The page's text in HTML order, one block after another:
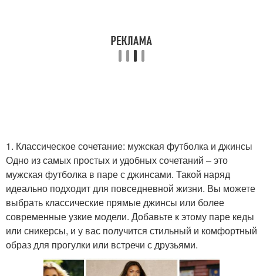
обстановке
Футболка на прогулку
Футболка в холодное
время
Футболка на пляж
комфортного и
1. Классическое сочетание: мужская футболка и джинсы
Одно из самых простых и удобных сочетаний – это
мужская футболка в паре с джинсами. Такой наряд
идеально подходит для повседневной жизни. Вы можете
выбрать классические прямые джинсы или более
современные узкие модели. Добавьте к этому паре кеды
или сникерсы, и у вас получится стильный и комфортный
образ для прогулки или встречи с друзьями.